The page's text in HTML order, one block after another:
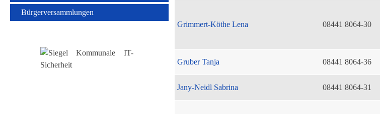
Bürgerversammlungen
Grimmert-Köthe Lena 08441 8064-30
Gruber Tanja 08441 8064-36
Jany-Neidl Sabrina 08441 8064-31